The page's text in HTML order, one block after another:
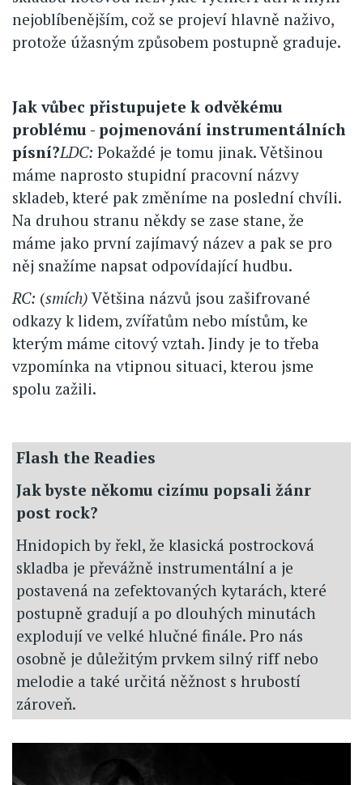
nejoblíbenějším, což se projeví hlavně naživo,
protože úžasným způsobem postupně graduje.
Jak vůbec přistupujete k odvěkému
problému - pojmenování instrumentálních
písní?LDC: Pokaždé je tomu jinak. Většinou
máme naprosto stupidní pracovní názvy
skladeb, které pak změníme na poslední chvíli.
Na druhou stranu někdy se zase stane, že
máme jako první zajímavý název a pak se pro
něj snažíme napsat odpovídající hudbu.
RC: (smích) Většina názvů jsou zašifrované
odkazy k lidem, zvířatům nebo místům, ke
kterým máme citový vztah. Jindy je to třeba
vzpomínka na vtipnou situaci, kterou jsme
spolu zažili.
Flash the Readies
Jak byste někomu cizímu popsali žánr
post rock?
Hnidopich by řekl, že klasická postrocková
skladba je převážně instrumentální a je
postavená na zefektovaných kytarách, které
postupně gradují a po dlouhých minutách
explodují ve velké hlučné finále. Pro nás
osobně je důležitým prvkem silný riff nebo
melodie a také určitá něžnost s hrubostí
zároveň.